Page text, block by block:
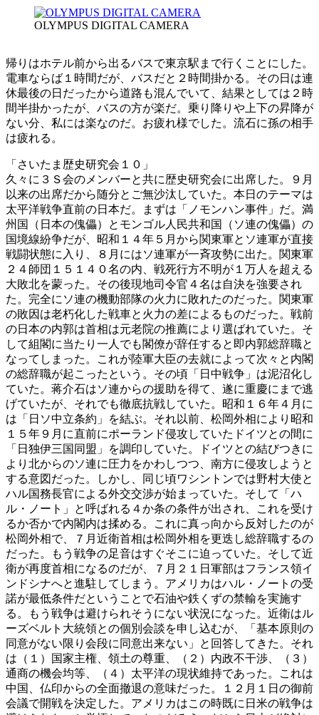
OLYMPUS DIGITAL CAMERA
帰りはホテル前から出るバスで東京駅まで行くことにした。
電車ならば１時間だが、バスだと２時間掛かる。その日は連
休最後の日だったから道路も混んでいて、結果としては２時
間半掛かったが、バスの方が楽だ。乗り降りや上下の昇降が
ない分、私には楽なのだ。お疲れ様でした。流石に孫の相手
は疲れる。
「さいたま歴史研究会１０」
久々に３Ｓ会のメンバーと共に歴史研究会に出席した。９月
以来の出席だから随分とご無沙汰していた。本日のテーマは
太平洋戦争直前の日本だ。まずは「ノモンハン事件」だ。満
州国（日本の傀儡）とモンゴル人民共和国（ソ連の傀儡）の
国境線紛争だが、昭和１４年５月から関東軍とソ連軍が直接
戦闘状態に入り、８月にはソ連軍が一斉攻勢に出た。関東軍
２４師団１５１４０名の内、戦死行方不明が１万人を超える
大敗北を蒙った。その後現地司令官４名は自決を強要され
た。完全にソ連の機動部隊の火力に敗れたのだった。関東軍
の敗因は老朽化した戦車と火力の差によるものだった。戦前
の日本の内郭は首相は元老院の推薦により選ばれていた。そ
して組閣に当たり一人でも閣僚が辞任すると即内郭総辞職と
なってしまった。これが陸軍大臣の去就によって次々と内閣
の総辞職が起こったという。その頃「日中戦争」は泥沼化し
ていた。蒋介石はソ連からの援助を得て、遂に重慶にまで逃
げていたが、それでも徹底抗戦していた。昭和１６年４月に
は「日ソ中立条約」を結ぶ。それ以前、松岡外相により昭和
１５年９月に直前にポーランド侵攻していたドイツとの間に
「日独伊三国同盟」を調印していた。ドイツとの結びつきに
より北からのソ連に圧力をかわしつつ、南方に侵攻しようと
する意図だった。しかし、同じ頃ワシントンでは野村大使と
ハル国務長官による外交交渉が始まっていた。そして「ハ
ル・ノート」と呼ばれる４か条の条件が出され、これを受け
るか否かで内閣内は揉める。これに真っ向から反対したのが
松岡外相で、７月近衛首相は松岡外相を更迭し総辞職するの
だった。もう戦争の足音はすぐそこに迫っていた。そして近
衛が再度首相になるのだが、７月２１日軍部はフランス領イ
ンドシナへと進駐してしまう。アメリカはハル・ノートの受
諾が最低条件だということで石油や鉄くずの禁輸を実施す
る。もう戦争は避けられそうにない状況になった。近衛はル
ーズベルト大統領との個別会談を申し込むが、「基本原則の
同意がない限り会段に同意出来ない」と回答してきた。それ
は（１）国家主権、領土の尊重、（２）内政不干渉、（３）
通商の機会均等、（４）太平洋の現状維持であった。これは
中国、仏印からの全面撤退の意味だった。１２月１日の御前
会議で開戦を決定した。アメリカはこの時既に日米の戦争は